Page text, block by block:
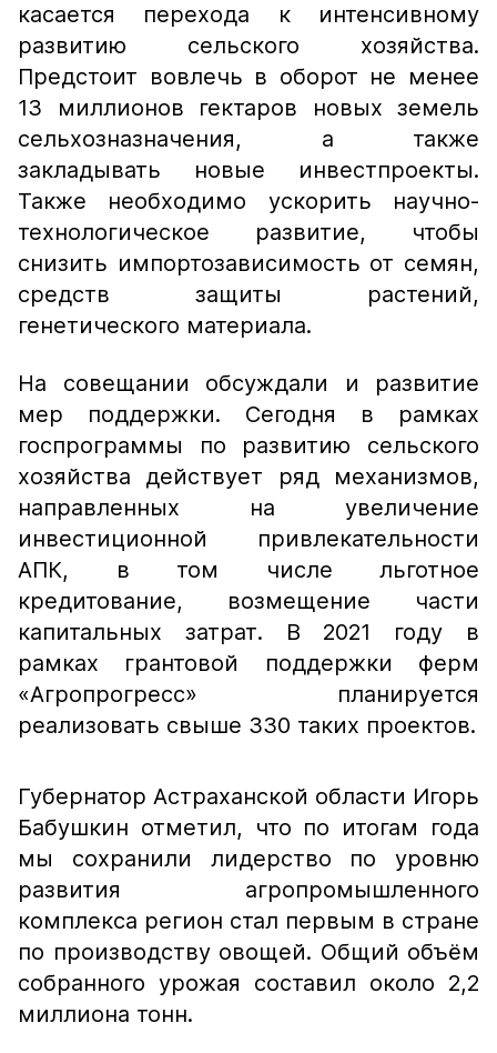
касается перехода к интенсивному
развитию сельского хозяйства.
Предстоит вовлечь в оборот не менее
13 миллионов гектаров новых земель
сельхозназначения, а также
закладывать новые инвестпроекты.
Также необходимо ускорить научно-
технологическое развитие, чтобы
снизить импортозависимость от семян,
средств защиты растений,
генетического материала.
На совещании обсуждали и развитие
мер поддержки. Сегодня в рамках
госпрограммы по развитию сельского
хозяйства действует ряд механизмов,
направленных на увеличение
инвестиционной привлекательности
АПК, в том числе льготное
кредитование, возмещение части
капитальных затрат. В 2021 году в
рамках грантовой поддержки ферм
«Агропрогресс» планируется
реализовать свыше 330 таких проектов.
Губернатор Астраханской области Игорь
Бабушкин отметил, что по итогам года
мы сохранили лидерство по уровню
развития агропромышленного
комплекса регион стал первым в стране
по производству овощей. Общий объём
собранного урожая составил около 2,2
миллиона тонн.